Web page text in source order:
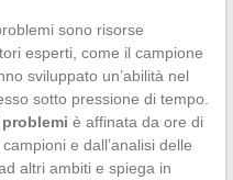
sono risorse
esperti, come il campione
sviluppato un’abilità nel
sotto pressione di tempo.
è affinata da ore di
e dall’analisi delle
altri ambiti e spiega in